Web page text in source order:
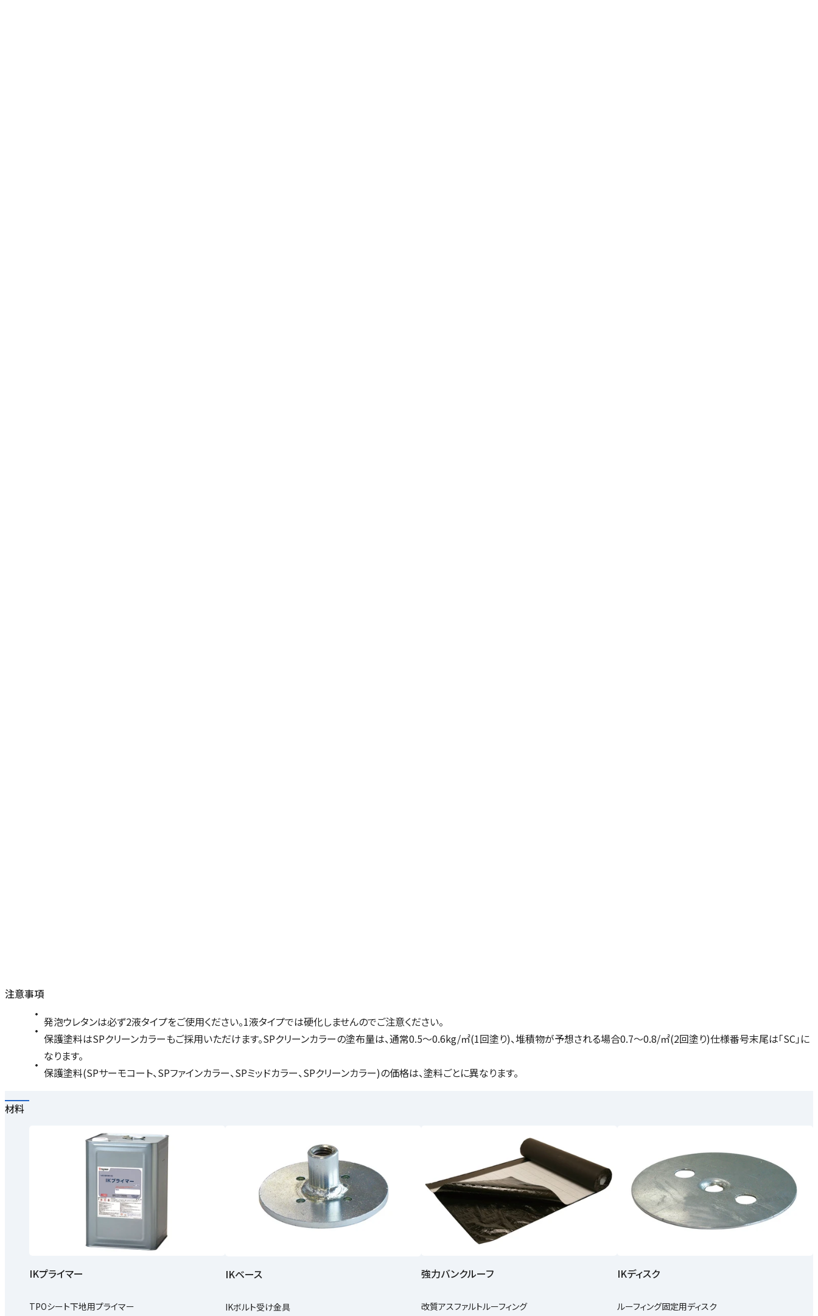
注意事項
発泡ウレタンは必ず2液タイプをご使用ください。1液タイプでは硬化しませんのでご注意ください。
保護塗料はSPクリーンカラーもご採用いただけます。SPクリーンカラーの塗布量は、通常0.5～0.6kg/㎡(1回塗り)、堆積物が予想される場合0.7～0.8/㎡(2回塗り)仕様番号末尾は「SC」に
なります。
保護塗料(SPサーモコート、SPファインカラー、SPミッドカラー、SPクリーンカラー)の価格は、塗料ごとに異なります。
材料
IKプライマー
TPOシート下地用プライマー
IKベース
IKボルト受け金具
強力バンクルーフ
改質アスファルトルーフィング
IKディスク
ルーフィング固定用ディスク